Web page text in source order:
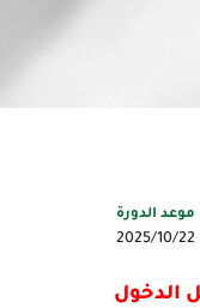
موعد الدورة
2025/10/22
الدخول